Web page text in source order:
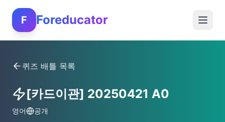
F Foreducator
퀴즈 배틀 목록
[카드이관] 20250421 A0
영어 공개